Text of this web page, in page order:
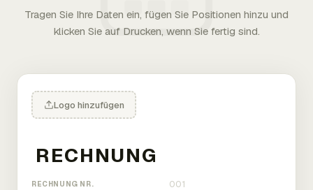
Tragen Sie Ihre Daten ein, fügen Sie Positionen hinzu und
klicken Sie auf Drucken, wenn Sie fertig sind.
Logo hinzufügen
RECHNUNG NR.